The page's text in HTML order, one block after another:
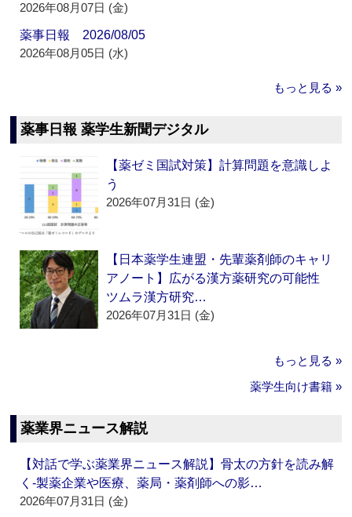
2026年08月07日 (金)
薬事日報 2026/08/05
2026年08月05日 (水)
もっと見る »
薬事日報 薬学生新聞デジタル
【薬ゼミ国試対策】計算問題を意識しよ
う
2026年07月31日 (金)
【日本薬学生連盟・先輩薬剤師のキャリ
アノート】広がる漢方薬研究の可能性
ツムラ漢方研究…
2026年07月31日 (金)
もっと見る »
薬学生向け書籍 »
薬業界ニュース解説
【対話で学ぶ薬業界ニュース解説】骨太の方針を読み解
く‐製薬企業や医療、薬局・薬剤師への影…
2026年07月31日 (金)